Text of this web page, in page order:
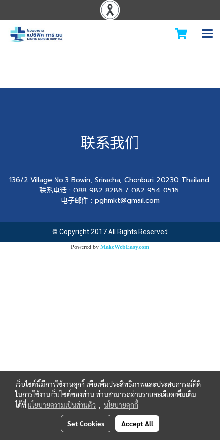
联系我们
136/2 Village No.3 Bowin, Sriracha, Chonburi 20230 Thailand.
联系电话 : 088 982 8286 / 082 954 0516
电子邮件 : pghmkt@gmail.com
© Copyright 2017 All Rights Reserved
Powered by MakeWebEasy.com
เว็บไซต์นี้มีการใช้งานคุกกี้ เพื่อเพิ่มประสิทธิภาพและประสบการณ์ที่ดี
ในการใช้งานเว็บไซต์ของท่าน ท่านสามารถอ่านรายละเอียดเพิ่มเติม
ได้ที่นโยบายความเป็นส่วนตัว , นโยบายคุกกี้
Set Cookies Accept All